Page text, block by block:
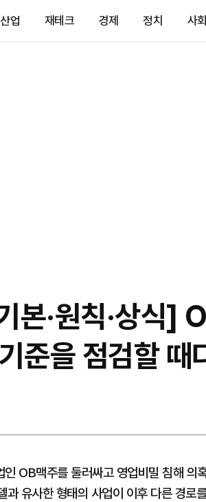
산업 재테크 경제 정치 사
본·원칙·상식]
준을 점검할 때
OB맥주를 둘러싸고 영업비밀 침해 의
과 유사한 형태의 사업이 이후 다른 경로